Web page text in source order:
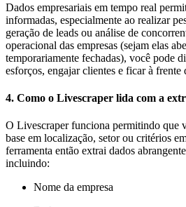
Dados empresariais em tempo real
informadas, especialmente ao realizar
geração de leads ou análise de
operacional das empresas (sejam elas
temporariamente fechadas), você pode
esforços, engajar clientes e ficar à frente
4. Como o Livescraper lida com a
O Livescraper funciona permitindo que
base em localização, setor ou critérios
ferramenta então extrai dados
incluindo:
Nome da empresa